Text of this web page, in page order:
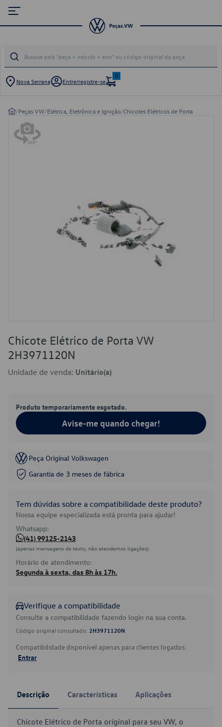
Nova Serrana Entre/registre-se
0
/Peças VW/Elétrica, Eletrônica e Ignição/Chicotes Elétricos de Porta
Chicote Elétrico de Porta VW
2H3971120N
Unidade de venda: Unitário(a)
Produto temporariamente esgotado.
Avise-me quando chegar!
Peça Original Volkswagen
Garantia de 3 meses de fábrica
Tem dúvidas sobre a compatibilidade deste produto?
Nossa equipe especializada está pronta para ajudar!
Whatsapp:
(41) 99125-2143
(apenas mensagens de texto, não atendemos ligações)
Horário de atendimento:
Segunda à sexta, das 8h às 17h.
Verifique a compatibilidade
Consulte a compatibilidade fazendo login na sua conta.
Código original consultado: 2H3971120N
Compatibilidade disponível apenas para clientes logados.
Entrar
Descrição Características Aplicações
Chicote Elétrico de Porta original para seu VW, o